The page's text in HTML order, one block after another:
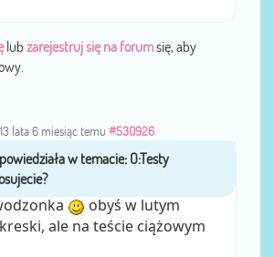
lub zarejestruj się na forumsię, aby
13 lata 6 miesiąc temu #530926
przezstudentkaae
obyś w lutym
ale na teście ciążowym